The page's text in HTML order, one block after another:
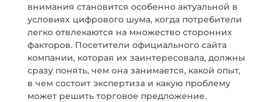
внимания становится особенно актуальной в
условиях цифрового шума, когда потребители
легко отвлекаются на множество сторонних
факторов. Посетители официального сайта
компании, которая их заинтересовала, должны
сразу понять, чем она занимается, какой опыт,
в чем состоит экспертиза и какую проблему
может решить торговое предложение.